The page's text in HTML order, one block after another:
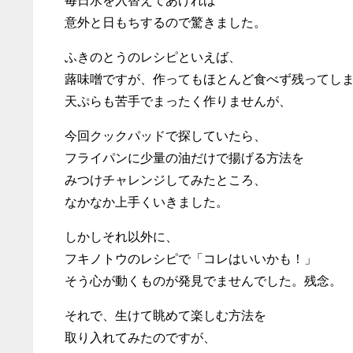
意外と日もちするので驚きました。
ふきのとうのレシピといえば、
蕗味噌ですが、作ってもほとんど食べず残ってしま
天ぷらも苦手でまったく作りませんが、
今回クックパッドで探していたら、
フライパンに少量の油だけで揚げる方法を
みつけチャレンジしてみたところ、
なかなか上手くいきました。
しかしそれ以外に、
フキノトウのレシピで「コレはいいかも！」
そう心が動くものが発見でませんでした。残念。
それで、生けて眺めて楽しむ方法を
取り入れてみたのですが、